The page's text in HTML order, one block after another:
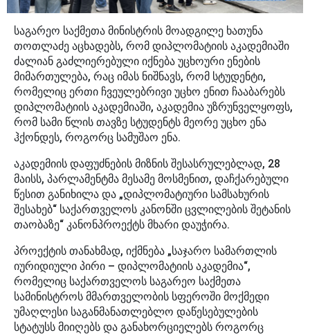
საგარეო საქმეთა მინისტრის მოადგილე ხათუნა
თოთლაძე აცხადებს, რომ დიპლომატიის აკადემიაში
ძალიან გაძლიერებული იქნება უცხოური ენების
მიმართულება, რაც იმას ნიშნავს, რომ სტუდენტი,
რომელიც ერთი ჩვეულებრივი უცხო ენით ჩააბარებს
დიპლომატიის აკადემიაში, აკადემია უზრუნველყოფს,
რომ სამი წლის თავზე სტუდენტს მეორე უცხო ენა
ჰქონდეს, როგორც სამუშაო ენა.
აკადემიის დაფუძნების მიზნის შესასრულებლად, 28
მაისს, პარლამენტმა მესამე მოსმენით, დაჩქარებული
წესით განიხილა და „დიპლომატიური სამსახურის
შესახებ“ საქართველოს კანონში ცვლილების შეტანის
თაობაზე“ კანონპროექტს მხარი დაუჭირა.
პროექტის თანახმად, იქმნება „საჯარო სამართლის
იურიდიული პირი – დიპლომატიის აკადემია“,
რომელიც საქართველოს საგარეო საქმეთა
სამინისტროს მმართველობის სფეროში მოქმედი
უმაღლესი საგანმანათლებლო დაწესებულების
სტატუსს მიიღებს და განახორციელებს როგორც